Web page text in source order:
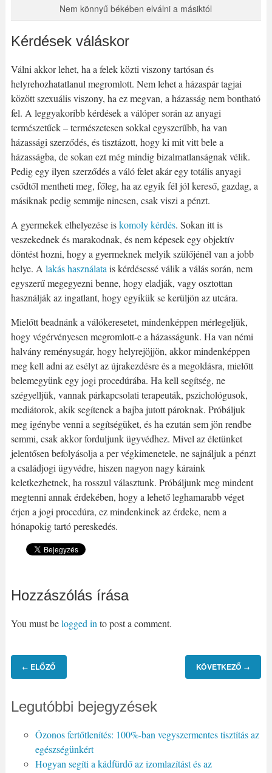
Nem könnyű békében elválni a másiktól
Kérdések váláskor
Válni akkor lehet, ha a felek közti viszony tartósan és
helyrehozhatatlanul megromlott. Nem lehet a házaspár tagjai
között szexuális viszony, ha ez megvan, a házasság nem bontható
fel. A leggyakoribb kérdések a válóper során az anyagi
természetűek – természetesen sokkal egyszerűbb, ha van
házassági szerződés, és tisztázott, hogy ki mit vitt bele a
házasságba, de sokan ezt még mindig bizalmatlanságnak vélik.
Pedig egy ilyen szerződés a váló felet akár egy totális anyagi
csődtől mentheti meg, főleg, ha az egyik fél jól kereső, gazdag, a
másiknak pedig semmije nincsen, csak viszi a pénzt.
A gyermekek elhelyezése iskomoly kérdés. Sokan itt is
veszekednek és marakodnak, és nem képesek egy objektív
döntést hozni, hogy a gyermeknek melyik szülőjénél van a jobb
helye. A lakás használata is kérdésessé válik a válás során, nem
egyszerű megegyezni benne, hogy eladják, vagy osztottan
használják az ingatlant, hogy egyikük se kerüljön az utcára.
Mielőtt beadnánk a válókeresetet, mindenképpen mérlegeljük,
hogy végérvényesen megromlott-e a házasságunk. Ha van némi
halvány reménysugár, hogy helyrejöjjön, akkor mindenképpen
meg kell adni az esélyt az újrakezdésre és a megoldásra, mielőtt
belemegyünk egy jogi procedúrába. Ha kell segítség, ne
szégyelljük, vannak párkapcsolati terapeuták, pszichológusok,
mediátorok, akik segítenek a bajba jutott pároknak. Próbáljuk
meg igénybe venni a segítségüket, és ha ezután sem jön rendbe
semmi, csak akkor forduljunk ügyvédhez. Mivel az életünket
jelentősen befolyásolja a per végkimenetele, ne sajnáljuk a pénzt
a családjogi ügyvédre, hiszen nagyon nagy káraink
keletkezhetnek, ha rosszul választunk. Próbáljunk meg mindent
megtenni annak érdekében, hogy a lehető leghamarabb véget
érjen a jogi procedúra, ez mindenkinek az érdeke, nem a
hónapokig tartó pereskedés.
Hozzászólás írása
You must belogged in to post a comment.
← ELŐZŐ KÖVETKEZŐ →
Legutóbbi bejegyzések
Ózonos fertőtlenítés: 100%-ban vegyszermentes tisztítás az
egészségünkért
Hogyan segíti a kádfürdő az izomlazítást és az